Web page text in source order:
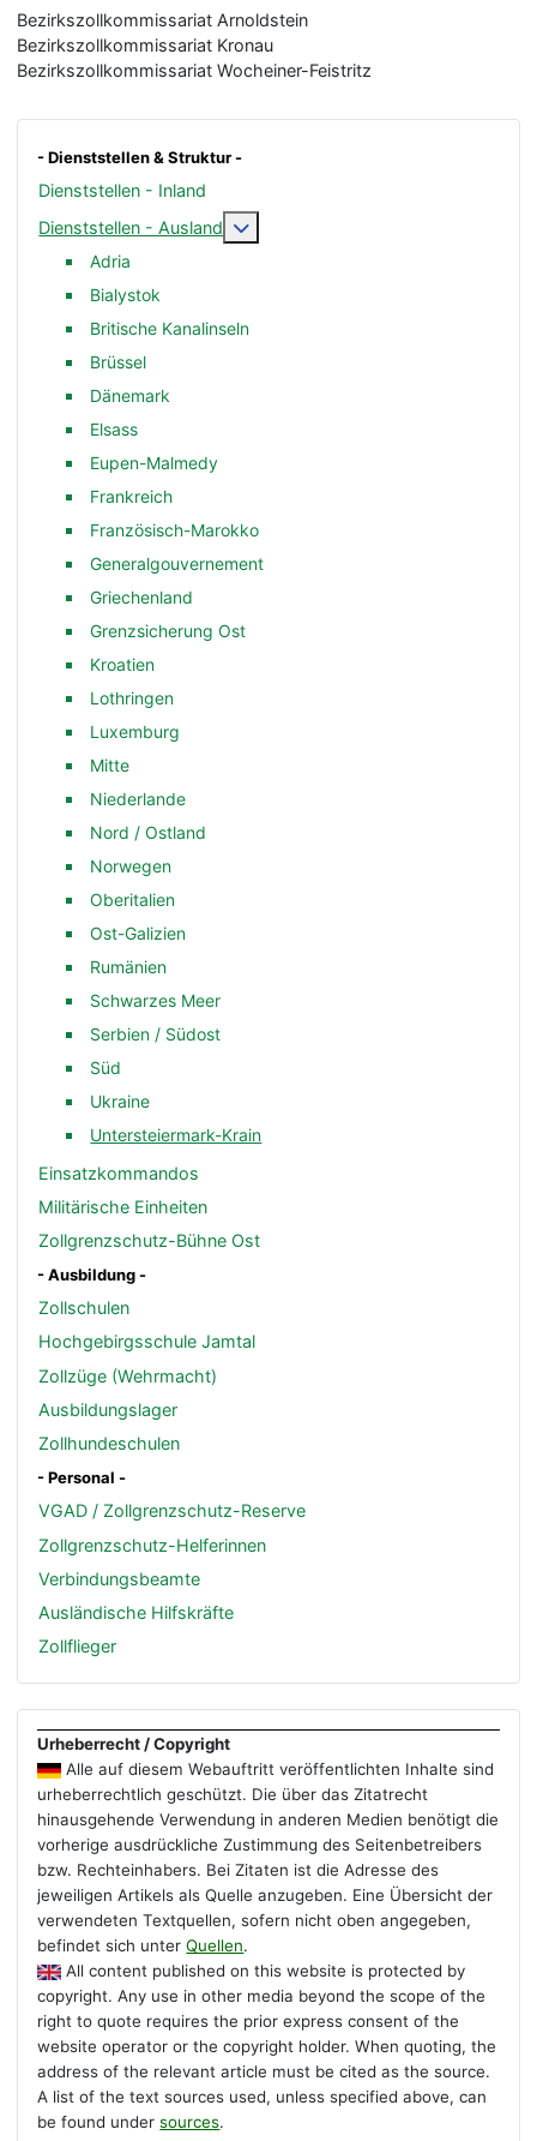
- Dienststellen & Struktur -
Dienststellen - Inland
Dienststellen - Ausland
Weitere Informationen:
Adria
Bialystok
Britische Kanalinseln
Brüssel
Dänemark
Elsass
Eupen-Malmedy
Frankreich
Französisch-Marokko
Generalgouvernement
Griechenland
Grenzsicherung Ost
Kroatien
Lothringen
Luxemburg
Mitte
Niederlande
Nord / Ostland
Norwegen
Oberitalien
Ost-Galizien
Rumänien
Schwarzes Meer
Serbien / Südost
Süd
Ukraine
Untersteiermark-Krain
Einsatzkommandos
Militärische Einheiten
Zollgrenzschutz-Bühne Ost
- Ausbildung -
Zollschulen
Hochgebirgsschule Jamtal
Zollzüge (Wehrmacht)
Ausbildungslager
Zollhundeschulen
- Personal -
VGAD / Zollgrenzschutz-Reserve
Zollgrenzschutz-Helferinnen
Verbindungsbeamte
Ausländische Hilfskräfte
Zollflieger
Bezirkszollkommissariat Arnoldstein
Bezirkszollkommissariat Kronau
Bezirkszollkommissariat Wocheiner-Feistritz
Urheberrecht / Copyright
Alle auf diesem Webauftritt veröffentlichten Inhalte sind
urheberrechtlich geschützt. Die über das Zitatrecht
hinausgehende Verwendung in anderen Medien benötigt die
vorherige ausdrückliche Zustimmung des Seitenbetreibers
bzw. Rechteinhabers. Bei Zitaten ist die Adresse des
jeweiligen Artikels als Quelle anzugeben. Eine Übersicht der
verwendeten Textquellen, sofern nicht oben angegeben,
befindet sich unterQuellen.
All content published on this website is protected by
copyright. Any use in other media beyond the scope of the
right to quote requires the prior express consent of the
website operator or the copyright holder. When quoting, the
address of the relevant article must be cited as the source.
A list of the text sources used, unless specified above, can
be found undersources.